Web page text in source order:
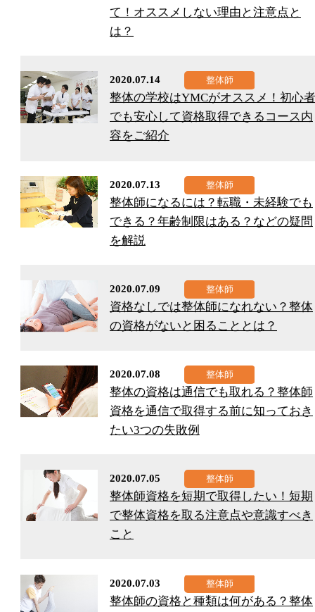
て！オススメしない理由と注意点と
は？
2020.07.14
整体の学校はYMCがオススメ！初心者
でも安心して資格取得できるコース内
容をご紹介
2020.07.13
整体師になるには？転職・未経験でも
できる？年齢制限はある？などの疑問
を解説
2020.07.09
資格なしでは整体師になれない？整体
の資格がないと困ることとは？
2020.07.08
整体の資格は通信でも取れる？整体師
資格を通信で取得する前に知っておき
たい3つの失敗例
2020.07.05
整体師資格を短期で取得したい！短期
で整体資格を取る注意点や意識すべき
こと
2020.07.03
整体師の資格と種類は何がある？整体